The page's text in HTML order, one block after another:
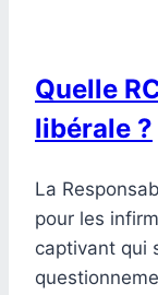
Quelle
libérale ?
La
pour les
captivant qui